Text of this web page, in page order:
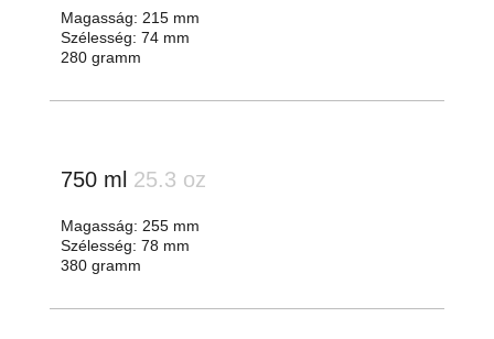
Magasság: 215 mm
Szélesség: 74 mm
280 gramm
750 ml 25.3 oz
Magasság: 255 mm
Szélesség: 78 mm
380 gramm